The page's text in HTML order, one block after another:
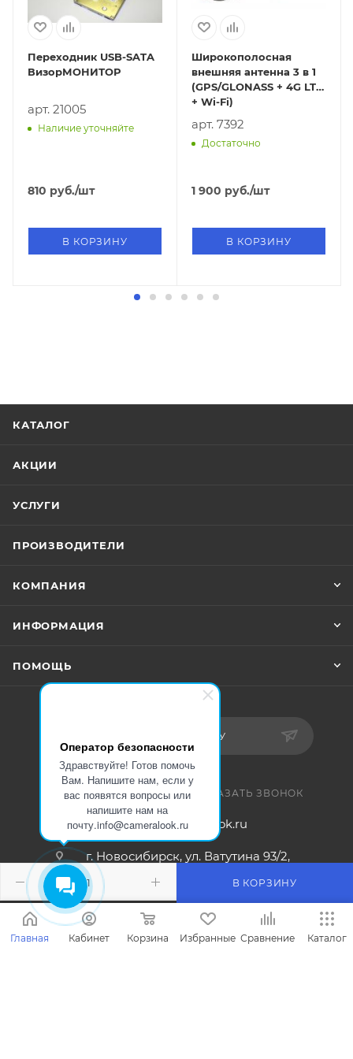
Оператор безопасности
Здравствуйте! Готов помочь
Вам. Напишите нам, если у
вас появятся вопросы или
напишите нам на
почту.info@cameralook.ru
В КОРЗИНУ
Переходник USB-SATA
ВизорМОНИТОР
арт. 21005
Наличие уточняйте
810 руб./шт
В КОРЗИНУ
Широкополосная
внешняя антенна 3 в 1
(GPS/GLONASS + 4G LTE
+ Wi-Fi)
арт. 7392
Достаточно
1 900 руб./шт
В КОРЗИНУ
КАТАЛОГ
АКЦИИ
УСЛУГИ
ПРОИЗВОДИТЕЛИ
КОМПАНИЯ
ИНФОРМАЦИЯ
ПОМОЩЬ
ПОДПИСАТЬСЯ НА РАССЫЛКУ
8 800 200-67-64 ЗАКАЗАТЬ ЗВОНОК
info@cameralook.ru
г. Новосибирск, ул. Ватутина 93/2,
Главная Кабинет Корзина Избранные Сравнение Каталог